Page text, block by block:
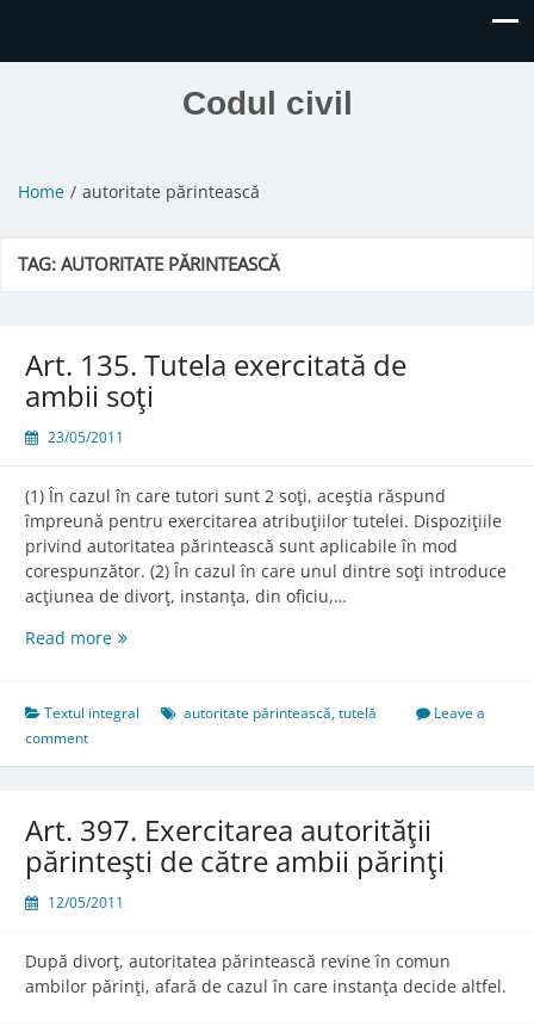
Codul civil
Home autoritate părintească
TAG:AUTORITATE PĂRINTEASCĂ
Art. 135. Tutela exercitată de
ambii soţi
23/05/2011
(1) În cazul în care tutori sunt 2 soţi, aceştia răspund
împreună pentru exercitarea atribuţiilor tutelei. Dispoziţiile
privind autoritatea părintească sunt aplicabile în mod
corespunzător. (2) În cazul în care unul dintre soţi introduce
acţiunea de divorţ, instanţa, din oficiu,…
Read moreArt.
exercitată
ambii
Textul integral autoritate părintească,tutelă
Leave a
comment
Art. 397. Exercitarea autorităţii
părinteşti de către ambii părinţi
12/05/2011
După divorţ, autoritatea părintească revine în comun
ambilor părinţi, afară de cazul în care instanţa decide altfel.